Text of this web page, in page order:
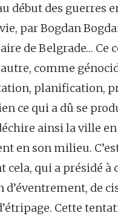
début des guerres
par Bogdan
de Belgrade… Ce
comme
planification,
ce qui a dû se
ainsi la ville
en son milieu.
cela, qui a présidé à
d’éventrement, de
Cette